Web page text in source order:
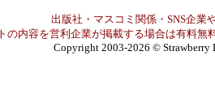
出版社・マスコミ関係・SNS企業
の内容を営利企業が掲載する場合は有料無
Copyright 2003-2026 © Strawberry